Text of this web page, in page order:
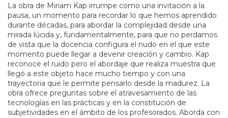
La obra de Miriam Kap irrumpe como una invitación a la
pausa, un momento para recordar lo que hemos aprendido
durante décadas, para abordar la complejidad desde una
mirada lúcida y, fundamentalmente, para que no perdamos
de vista que la docencia configura el nudo en el que este
momento puede llegar a devenir creación y cambio. Kap
reconoce el ruido pero el abordaje que realiza muestra que
llegó a este objeto hace mucho tiempo y con una
trayectoria que le permite pensarlo desde la madurez. La
obra ofrece preguntas sobre el atravesamiento de las
tecnologías en las prácticas y en la constitución de
subjetividades en el ámbito de los profesorados. Aborda con